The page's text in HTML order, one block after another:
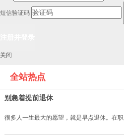
短信验证码
关闭
全站热点
别急着提前退休
很多人一生最大的愿望，就是早点退休。在职